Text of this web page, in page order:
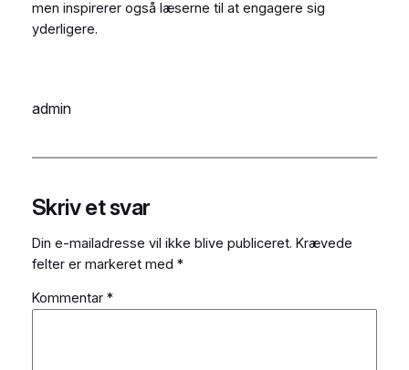
men inspirerer også læserne til at engagere sig
yderligere.
admin
Skriv et svar
Din e-mailadresse vil ikke blive publiceret. Krævede
felter er markeret med *
Kommentar *